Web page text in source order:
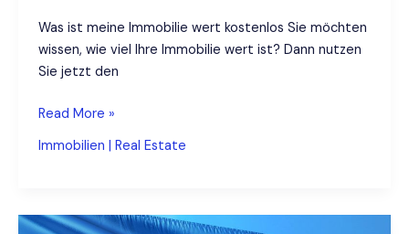
Was ist meine Immobilie wert kostenlos Sie möchten
wissen, wie viel Ihre Immobilie wert ist? Dann nutzen
Sie jetzt den
Was
kostenlos
Read More »
Immobilien | Real Estate